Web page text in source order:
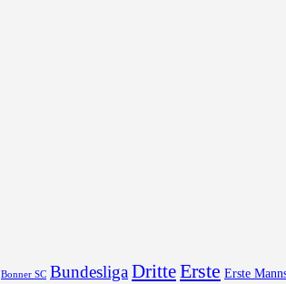
Bonner SC Bundesliga DritteErste Erste